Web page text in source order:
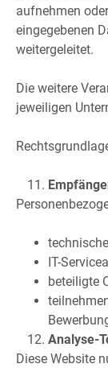
aufnehmen
eingegebenen
weitergeleitet.
Die weitere
jeweiligen
IT-
beteiligte
Analyse-
Diese Website